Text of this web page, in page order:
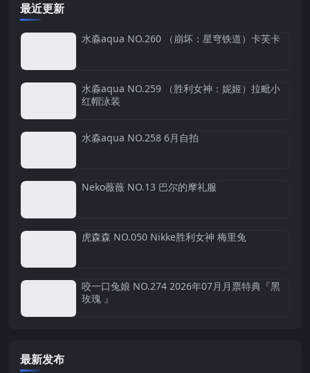
最近更新
水淼aqua NO.260 （崩坏：星穹铁道）卡芙卡
水淼aqua NO.259 （胜利女神：妮姬）拉毗小
红帽泳装
水淼aqua NO.258 6月自拍
Neko薇薇 NO.13 巴尔的摩礼服
虎森森 NO.050 Nikke胜利女神 梅里兔
咬一口兔娘 NO.274 2026年07月月票特典『黑
玫瑰 』
最新发布